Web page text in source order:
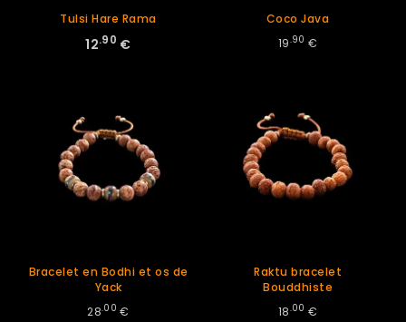
Tulsi Hare Rama
12.90 €
Coco Java
19.90 €
Bracelet en Bodhi et os de
Yack
28.00 €
Raktu bracelet
Bouddhiste
18.00 €